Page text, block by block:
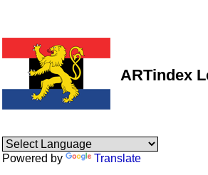
ARTindex
Powered by Translate